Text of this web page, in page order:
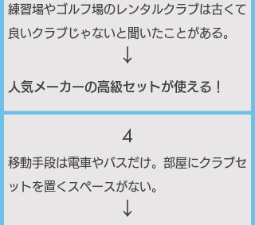
練習場やゴルフ場のレンタルクラブは古くて
良いクラブじゃないと聞いたことがある。
​↓
人気メーカーの高級セットが使える！
4
移動手段は電車やバスだけ。部屋にクラブセ
ットを置くスペースがない。
​↓